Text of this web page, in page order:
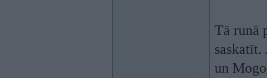
Tā runā
saskatīt.
un